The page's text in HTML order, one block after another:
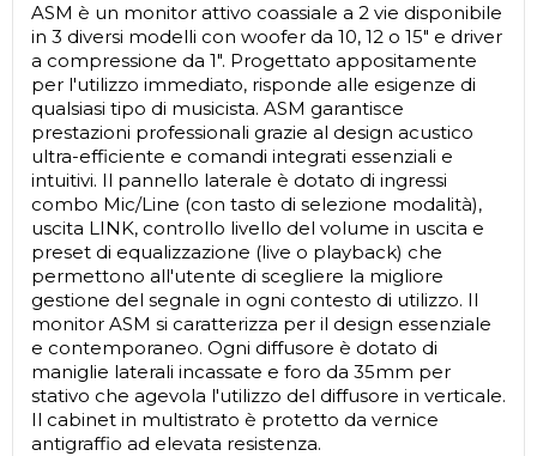
ASM è un monitor attivo coassiale a 2 vie disponibile
in 3 diversi modelli con woofer da 10, 12 o 15" e driver
a compressione da 1". Progettato appositamente
per l'utilizzo immediato, risponde alle esigenze di
qualsiasi tipo di musicista. ASM garantisce
prestazioni professionali grazie al design acustico
ultra-efficiente e comandi integrati essenziali e
intuitivi. Il pannello laterale è dotato di ingressi
combo Mic/Line (con tasto di selezione modalità),
uscita LINK, controllo livello del volume in uscita e
preset di equalizzazione (live o playback) che
permettono all'utente di scegliere la migliore
gestione del segnale in ogni contesto di utilizzo. Il
monitor ASM si caratterizza per il design essenziale
e contemporaneo. Ogni diffusore è dotato di
maniglie laterali incassate e foro da 35mm per
stativo che agevola l'utilizzo del diffusore in verticale.
Il cabinet in multistrato è protetto da vernice
antigraffio ad elevata resistenza.